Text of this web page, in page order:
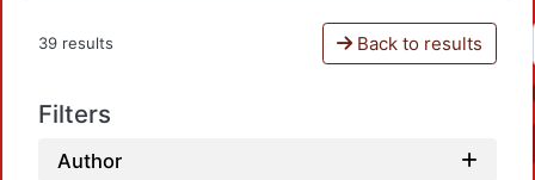
39 results Back to results
Filters
Author